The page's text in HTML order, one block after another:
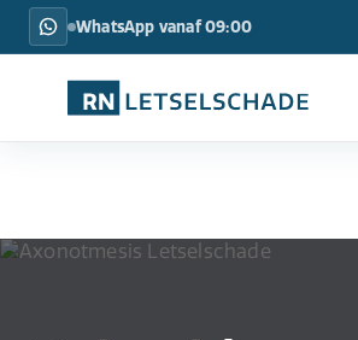
WhatsApp vanaf 09:00